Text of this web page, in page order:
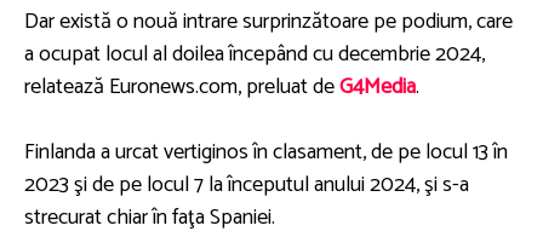
Dar există o nouă intrare surprinzătoare pe podium, care
a ocupat locul al doilea începând cu decembrie 2024,
relatează Euronews.com, preluat deG4Media.
Finlanda a urcat vertiginos în clasament, de pe locul 13 în
2023 şi de pe locul 7 la începutul anului 2024, şi s-a
strecurat chiar în faţa Spaniei.